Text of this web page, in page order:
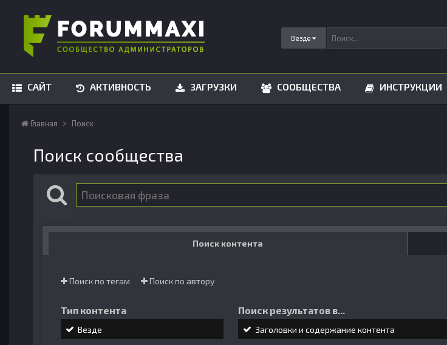
Везде
САЙТ АКТИВНОСТЬ ЗАГРУЗКИ СООБЩЕСТВА ИНСТРУКЦИИ
Главная Поиск
Поиск сообщества
Поиск контента
Поиск по тегам Поиск по автору
Тип контента
Везде
Поиск результатов в...
Заголовки и содержание контента